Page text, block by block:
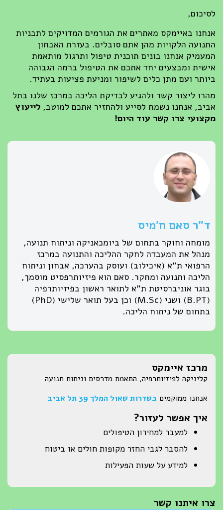
לסיכום,
אנחנו באיימקס מאתרים את הגורמים המדויקים לתבניות
התנועה הלקויות מהן אתם סובלים. בעזרת האבחון
המעמיק אנחנו בונים תוכנית טיפול ותרגול מותאמת
אישית ומבצעים יחד אתכם את הטיפול ברמה הגבוהה
ביותר ועם מתן כלים לשיפור ומניעת פציעות בעתיד.
מהרו ליצור קשר ולהגיע לבדיקת הליכה במרכז שלנו בתל
אביב, אנחנו נשמח לסייע ולהחזיר אתכם למוטב, לייעוץ
מקצועי צרו קשר עוד היום!
ד״ר סאם ח׳מיס
מומחה וחוקר בתחום של ביומכאניקה וניתוח תנועה,
מנהל את המעבדה לחקר ההליכה והתנועה במרכז
הרפואי ת"א (איכילוב) ועוסק בהערכה, אבחון וניתוח
הליכה ותנועה ומחקר. סאם הוא פיזיותרפסיט מוסמך,
בוגר אוניברסיטת ת"א לתואר ראשון בפיזיותרפיה
(B.PT) ושני (M.Sc) וכן בעל תואר שלישי (PhD)
בתחום של ניתוח הליכה.
מרכז איימקס
קליניקה לפיזיותרפיה, התאמת מדרסים וניתוח תנועה
אנחנו ממוקמים בשדרות שאול המלך 39 תל אביב
איך אפשר לעזור?
למעבר למחירון הטיפולים
להסבר לגבי החזר מקופות חולים או ביטוח
למידע על שעות הפעילות
צרו איתנו קשר